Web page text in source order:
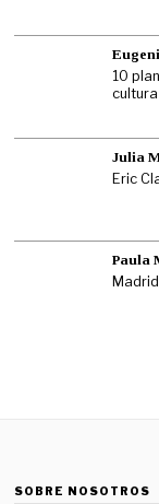
10
cultura
Julia
Eric
Paula
SOBRE NOSOTROS